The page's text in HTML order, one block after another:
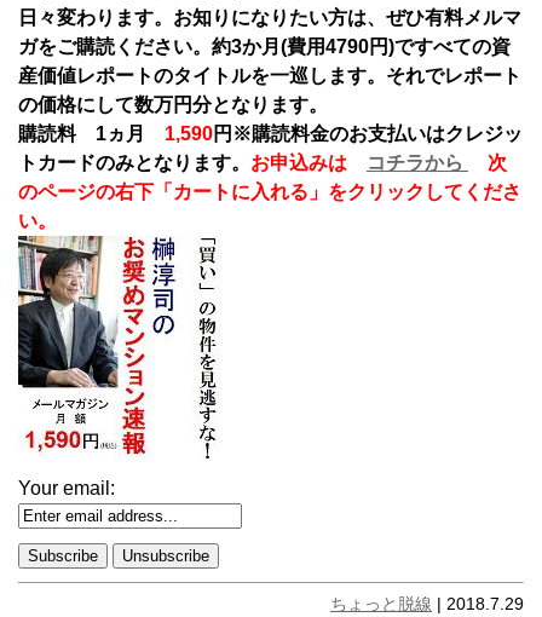
日々変わります。お知りになりたい方は、ぜひ有料メルマ
ガをご購読ください。約3か月(費用4790円)ですべての資
産価値レポートのタイトルを一巡します。それでレポート
の価格にして数万円分となります。
購読料 1ヵ月 1,590円 ※購読料金のお支払いはクレジッ
トカードのみとなります。 お申込みは コチラから
次
のページの右下「カートに入れる」をクリックしてくださ
い。
Your email:
ちょっと脱線 | 2018.7.29